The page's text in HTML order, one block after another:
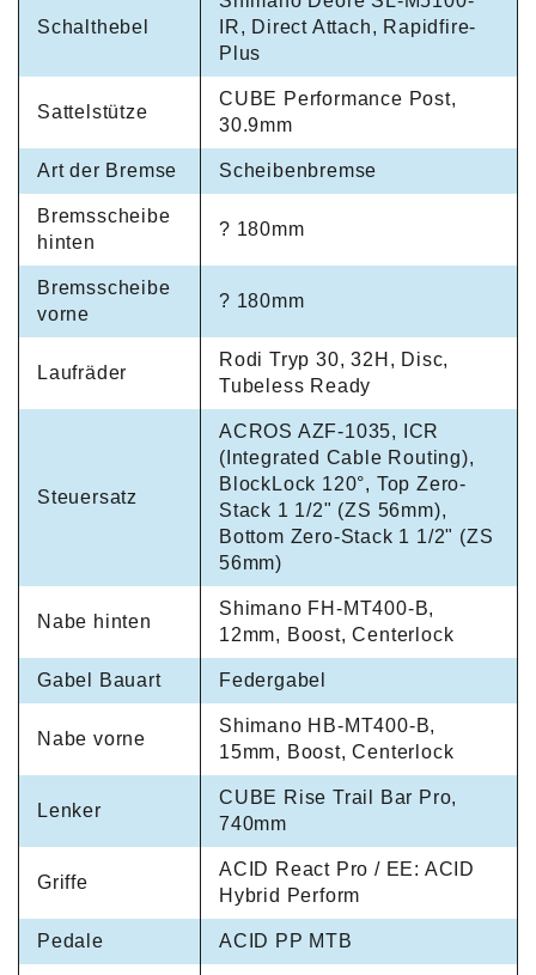
Schalthebel
IR, Direct Attach, Rapidfire-
Plus
Sattelstütze
CUBE Performance Post,
30.9mm
Art der Bremse Scheibenbremse
Bremsscheibe
hinten
? 180mm
Bremsscheibe
vorne
? 180mm
Laufräder
Rodi Tryp 30, 32H, Disc,
Tubeless Ready
Steuersatz
ACROS AZF-1035, ICR
(Integrated Cable Routing),
BlockLock 120°, Top Zero-
Stack 1 1/2" (ZS 56mm),
Bottom Zero-Stack 1 1/2" (ZS
56mm)
Nabe hinten
Shimano FH-MT400-B,
12mm, Boost, Centerlock
Gabel Bauart Federgabel
Nabe vorne
Shimano HB-MT400-B,
15mm, Boost, Centerlock
Lenker
CUBE Rise Trail Bar Pro,
740mm
Griffe
ACID React Pro / EE: ACID
Hybrid Perform
Pedale ACID PP MTB